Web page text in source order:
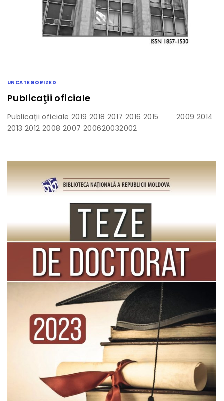
UNCATEGORIZED
Publicaţii oficiale
Publicaţii oficiale 2019 2018 2017 2016 2015 2009 2014
2013 2012 2008 2007 200620032002